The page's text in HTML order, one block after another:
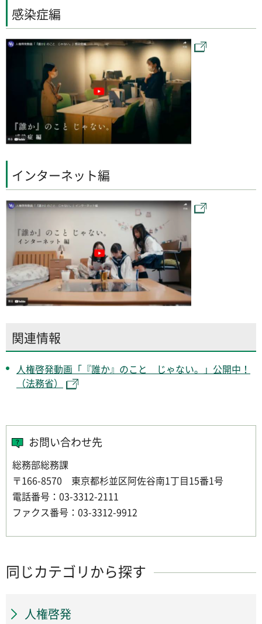
感染症編
インターネット編
関連情報
人権啓発動画「『誰か』のこと じゃない。」公開中！
（法務省）
お問い合わせ先
総務部総務課
〒166-8570 東京都杉並区阿佐谷南1丁目15番1号
電話番号：03-3312-2111
ファクス番号：03-3312-9912
同じカテゴリから探す
人権啓発